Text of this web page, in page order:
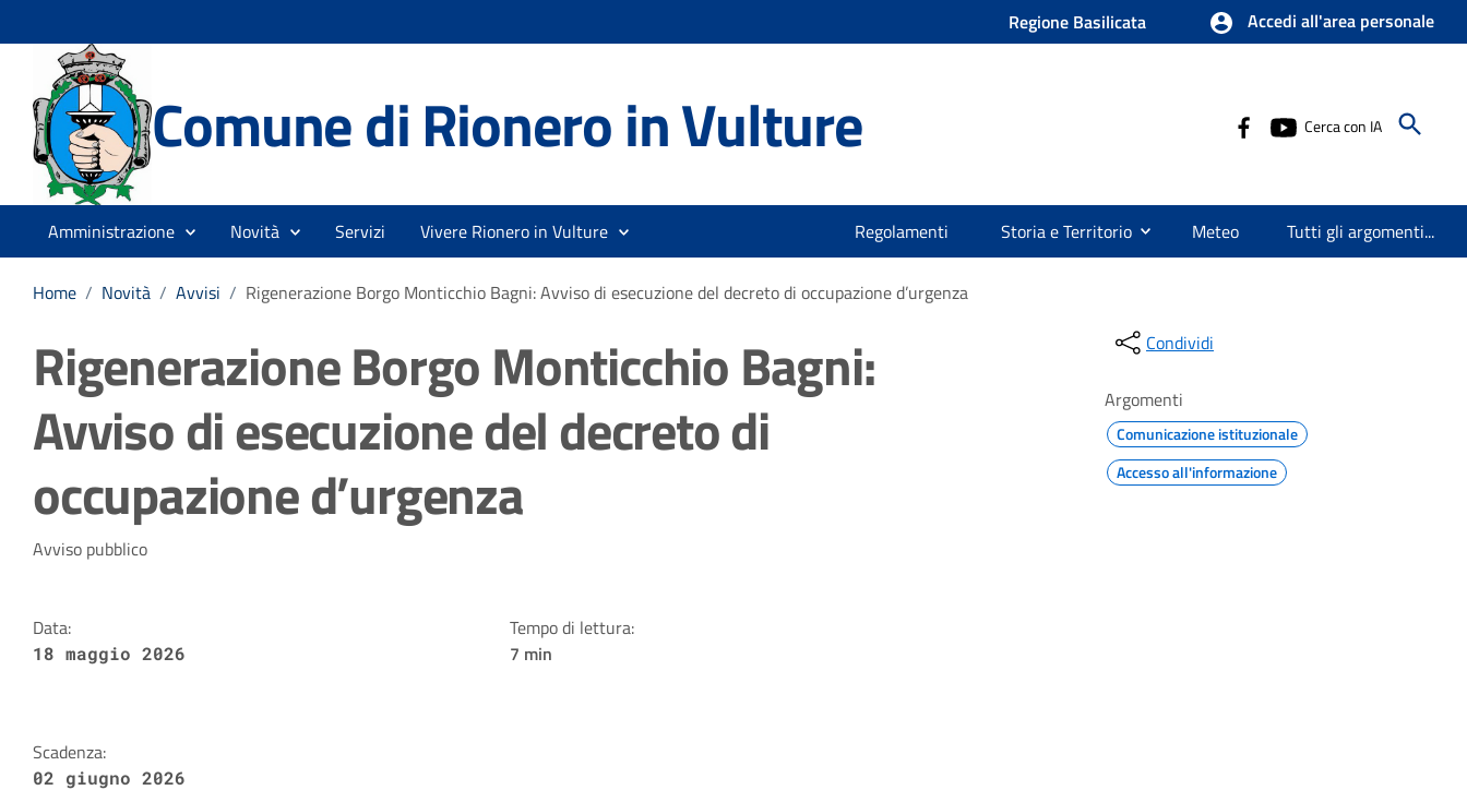
Regione Basilicata Accedi all'area personale
Comune di Rionero in Vulture Cerca con IA
Amministrazione Novità Servizi Vivere Rionero in Vulture Regolamenti Storia e Territorio Meteo Tutti gli argomenti...
Home / Novità / Avvisi / Rigenerazione Borgo Monticchio Bagni: Avviso di esecuzione del decreto di occupazione d’urgenza
Rigenerazione Borgo Monticchio Bagni:
Avviso di esecuzione del decreto di
occupazione d’urgenza
Dettagli della notizia
Avviso pubblico
Data:
18 maggio 2026
Tempo di lettura:
7 min
Scadenza:
02 giugno 2026
Condividi
Argomenti
Comunicazione istituzionale
Accesso all'informazione